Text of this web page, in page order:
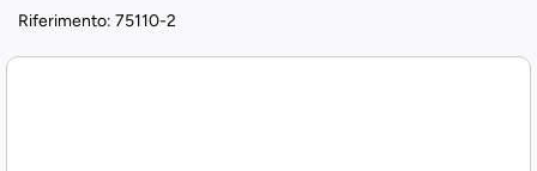
Riferimento: 75110-2